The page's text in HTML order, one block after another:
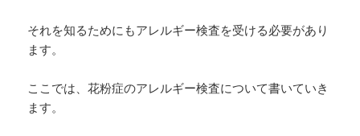
それを知るためにもアレルギー検査を受ける必要があり
ます。
ここでは、花粉症のアレルギー検査について書いていき
ます。